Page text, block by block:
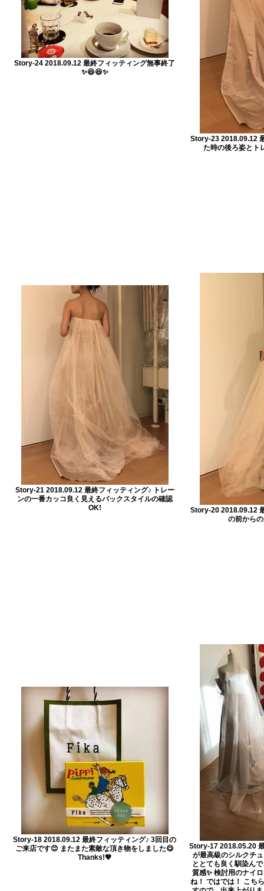
Story-24 2018.09.12 最終フィッティング無事終了
✨😆😆✨
Story-23 2018.09.12
た時の後ろ姿とト
Story-21 2018.09.12 最終フィッティング♪ トレー
ンの一番カッコ良く見えるバックスタイルの確認
OK!
Story-20 2018.09.12
の前から
Story-18 2018.09.12 最終フィッティング♪ 3回目の
ご来店です😊 またまた素敵な頂き物をしました😋
Thanks!💖
Story-17 2018.05.20
が最高級のシルクチ
ととても良く馴染ん
質感✨ 検討用のナイ
ね！ ではでは！ こち